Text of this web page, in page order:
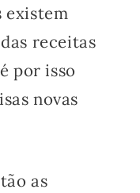
existem
receitas
por isso
novas
as